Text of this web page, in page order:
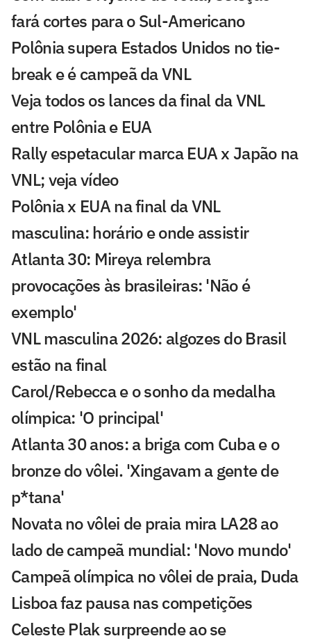
fará cortes para o Sul-Americano
Polônia supera Estados Unidos no tie-
break e é campeã da VNL
Veja todos os lances da final da VNL
entre Polônia e EUA
Rally espetacular marca EUA x Japão na
VNL; veja vídeo
Polônia x EUA na final da VNL
masculina: horário e onde assistir
Atlanta 30: Mireya relembra
provocações às brasileiras: 'Não é
exemplo'
VNL masculina 2026: algozes do Brasil
estão na final
Carol/Rebecca e o sonho da medalha
olímpica: 'O principal'
Atlanta 30 anos: a briga com Cuba e o
bronze do vôlei. 'Xingavam a gente de
p*tana'
Novata no vôlei de praia mira LA28 ao
lado de campeã mundial: 'Novo mundo'
Campeã olímpica no vôlei de praia, Duda
Lisboa faz pausa nas competições
Celeste Plak surpreende ao se